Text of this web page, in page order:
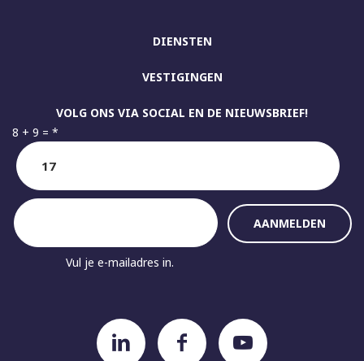
VOLG ONS VIA SOCIAL EN DE NIEUWSBRIEF!
8 + 9 = *
Vul je e-mailadres in.
DIENSTEN
VESTIGINGEN